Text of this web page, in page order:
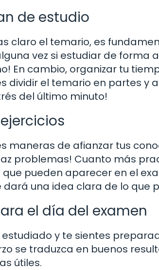
de estudio
claro el temario, es
vez si estudiar de forma
En cambio, organizar tu
dividir el temario en partes
del último minuto!
maneras de afianzar tus
problemas! Cuanto más
pueden aparecer en el
dará una idea clara de lo que
el día del examen
estudiado y te sientes
se traduzca en buenos
útiles.